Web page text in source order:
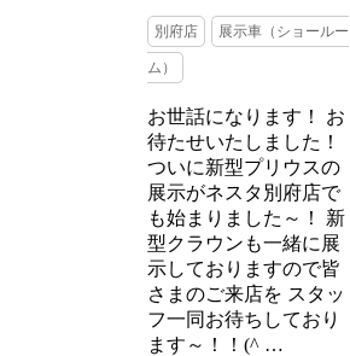
別府店 展示車（ショールー
ム）
お世話になります！ お
待たせいたしました！
ついに新型プリウスの
展示がネスタ別府店で
も始まりました～！ 新
型クラウンも一緒に展
示しておりますので皆
さまのご来店を スタッ
フ一同お待ちしており
ます～！！(^ …